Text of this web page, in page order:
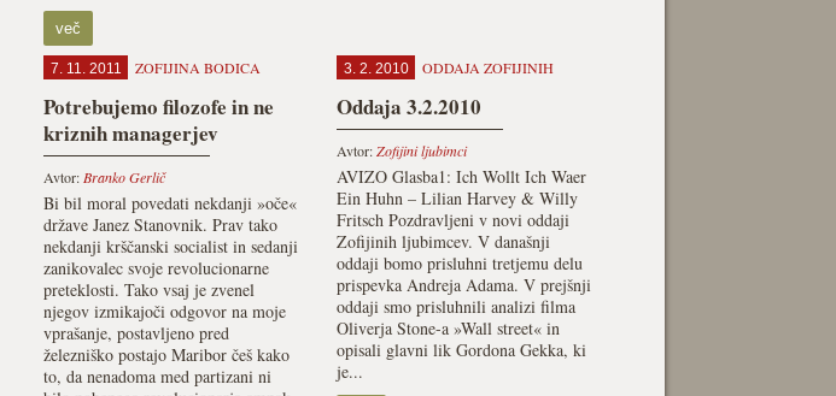
več
7. 11. 2011 ZOFIJINA BODICA
Potrebujemo filozofe in ne
kriznih managerjev
Avtor: Branko Gerlič
Bi bil moral povedati nekdanji »oče«
države Janez Stanovnik. Prav tako
nekdanji krščanski socialist in sedanji
zanikovalec svoje revolucionarne
preteklosti. Tako vsaj je zvenel
njegov izmikajoči odgovor na moje
vprašanje, postavljeno pred
železniško postajo Maribor češ kako
to, da nenadoma med partizani ni
3. 2. 2010 ODDAJA ZOFIJINIH
Oddaja 3.2.2010
Avtor:Zofijini ljubimci
AVIZO Glasba1: Ich Wollt Ich Waer
Ein Huhn – Lilian Harvey & Willy
Fritsch Pozdravljeni v novi oddaji
Zofijinih ljubimcev. V današnji
oddaji bomo prisluhni tretjemu delu
prispevka Andreja Adama. V prejšnji
oddaji smo prisluhnili analizi filma
Oliverja Stone-a »Wall street« in
opisali glavni lik Gordona Gekka, ki
je...